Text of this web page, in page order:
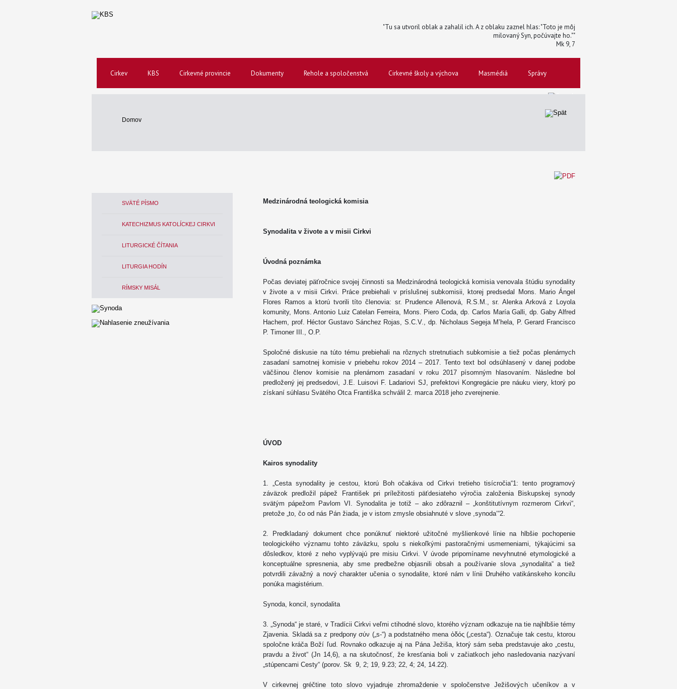
"Tu sa utvoril oblak a zahalil ich. A z oblaku zaznel hlas: "Toto je môj
milovaný Syn, počúvajte ho.""
Mk 9, 7
Cirkev KBS Cirkevné provincie Dokumenty Rehole a spoločenstvá Cirkevné školy a výchova Masmédiá Správy
Domov
SVÄTÉ PÍSMO
KATECHIZMUS KATOLÍCKEJ CIRKVI
LITURGICKÉ ČÍTANIA
LITURGIA HODÍN
RÍMSKY MISÁL
Medzinárodná teologická komisia
Synodalita v živote a v misii Cirkvi
Úvodná poznámka
Počas deviatej päťročnice svojej činnosti sa Medzinárodná teologická komisia venovala štúdiu synodality
v živote a v misii Cirkvi. Práce prebiehali v príslušnej subkomisii, ktorej predsedal Mons. Mario Ángel
Flores Ramos a ktorú tvorili títo členovia: sr. Prudence Allenová, R.S.M., sr. Alenka Arková z Loyola
komunity, Mons. Antonio Luiz Catelan Ferreira, Mons. Piero Coda, dp. Carlos María Galli, dp. Gaby Alfred
Hachem, prof. Héctor Gustavo Sánchez Rojas, S.C.V., dp. Nicholaus Segeja M’hela, P. Gerard Francisco
P. Timoner III., O.P.
Spoločné diskusie na túto tému prebiehali na rôznych stretnutiach subkomisie a tiež počas plenárnych
zasadaní samotnej komisie v priebehu rokov 2014 – 2017. Tento text bol odsúhlasený v danej podobe
väčšinou členov komisie na plenárnom zasadaní v roku 2017 písomným hlasovaním. Následne bol
predložený jej predsedovi, J.E. Luisovi F. Ladariovi SJ, prefektovi Kongregácie pre náuku viery, ktorý po
získaní súhlasu Svätého Otca Františka schválil 2. marca 2018 jeho zverejnenie.
ÚVOD
Kairos synodality
1. „Cesta synodality je cestou, ktorú Boh očakáva od Cirkvi tretieho tisícročia“1: tento programový
záväzok predložil pápež František pri príležitosti päťdesiateho výročia založenia Biskupskej synody
svätým pápežom Pavlom VI. Synodalita je totiž – ako zdôraznil – „konštitutívnym rozmerom Cirkvi“,
pretože „to, čo od nás Pán žiada, je v istom zmysle obsiahnuté v slove ,synodaʻ“2.
2. Predkladaný dokument chce ponúknuť niektoré užitočné myšlienkové línie na hlbšie pochopenie
teologického významu tohto záväzku, spolu s niekoľkými pastoračnými usmerneniami, týkajúcimi sa
dôsledkov, ktoré z neho vyplývajú pre misiu Cirkvi. V úvode pripomíname nevyhnutné etymologické a
konceptuálne spresnenia, aby sme predbežne objasnili obsah a používanie slova „synodalita“ a tiež
potvrdili závažný a nový charakter učenia o synodalite, ktoré nám v línii Druhého vatikánskeho koncilu
ponúka magistérium.
Synoda, koncil, synodalita
3. „Synoda“ je staré, v Tradícii Cirkvi veľmi ctihodné slovo, ktorého význam odkazuje na tie najhlbšie témy
Zjavenia. Skladá sa z predpony σύν ­(„s-“) a podstatného mena ὁδός („cesta“). Označuje tak cestu, ktorou
spoločne kráča Boží ľud. Rovnako odkazuje aj na Pána Ježiša, ktorý sám seba predstavuje ako „cestu,
pravdu a život“ (Jn 14,6), a na skutočnosť, že kresťania boli v začiatkoch jeho nasledovania nazývaní
„stúpencami Cesty“ (porov. Sk 9, 2; 19, 9.23; 22, 4; 24, 14.22).
V cirkevnej gréčtine toto slovo vyjadruje zhromaždenie v spoločenstve Ježišových učeníkov a v